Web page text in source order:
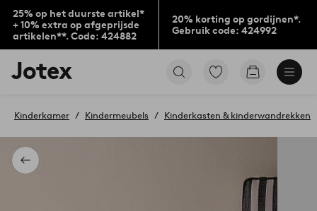
25% op het duurste artikel*
+ 10% extra op afgeprijsde
artikelen**. Code: 424882
20% korting op gordijnen*.
Gebruik code: 424992
Jotex
logo
to
home
page
Ga
gemarkeerde
Go
Terug
Kinderkamer Kindermeubels Kinderkasten & kinderwandrekken